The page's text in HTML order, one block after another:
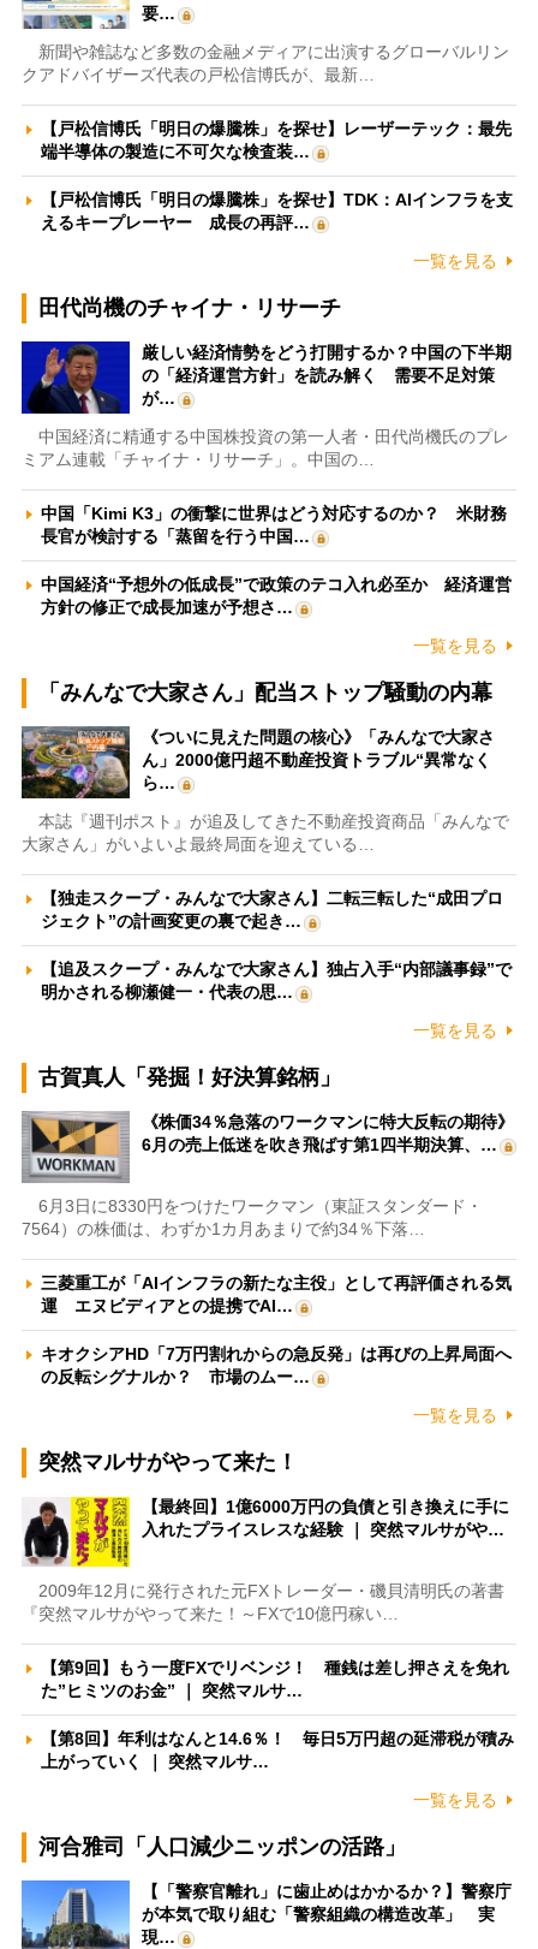
要…
新聞や雑誌など多数の金融メディアに出演するグローバルリン
クアドバイザーズ代表の戸松信博氏が、最新…
【戸松信博氏「明日の爆騰株」を探せ】レーザーテック：最先
端半導体の製造に不可欠な検査装…
【戸松信博氏「明日の爆騰株」を探せ】TDK：AIインフラを支
えるキープレーヤー 成長の再評…
一覧を見る
田代尚機のチャイナ・リサーチ
厳しい経済情勢をどう打開するか？中国の下半期
の「経済運営方針」を読み解く 需要不足対策
が…
中国経済に精通する中国株投資の第一人者・田代尚機氏のプレ
ミアム連載「チャイナ・リサーチ」。中国の…
中国「Kimi K3」の衝撃に世界はどう対応するのか？ 米財務
長官が検討する「蒸留を行う中国…
中国経済“予想外の低成長”で政策のテコ入れ必至か 経済運営
方針の修正で成長加速が予想さ…
一覧を見る
「みんなで大家さん」配当ストップ騒動の内幕
《ついに見えた問題の核心》「みんなで大家さ
ん」2000億円超不動産投資トラブル“異常なく
ら…
本誌『週刊ポスト』が追及してきた不動産投資商品「みんなで
大家さん」がいよいよ最終局面を迎えている…
【独走スクープ・みんなで大家さん】二転三転した“成田プロ
ジェクト”の計画変更の裏で起き…
【追及スクープ・みんなで大家さん】独占入手“内部議事録”で
明かされる柳瀬健一・代表の思…
一覧を見る
古賀真人「発掘！好決算銘柄」
《株価34％急落のワークマンに特大反転の期待》
6月の売上低迷を吹き飛ばす第1四半期決算、…
6月3日に8330円をつけたワークマン（東証スタンダード・
7564）の株価は、わずか1カ月あまりで約34％下落…
三菱重工が「AIインフラの新たな主役」として再評価される気
運 エヌビディアとの提携でAI…
キオクシアHD「7万円割れからの急反発」は再びの上昇局面へ
の反転シグナルか？ 市場のムー…
一覧を見る
突然マルサがやって来た！
【最終回】1億6000万円の負債と引き換えに手に
入れたプライスレスな経験 ｜ 突然マルサがや…
2009年12月に発行された元FXトレーダー・磯貝清明氏の著書
『突然マルサがやって来た！～FXで10億円稼い…
【第9回】もう一度FXでリベンジ！ 種銭は差し押さえを免れ
た”ヒミツのお金” ｜ 突然マルサ…
【第8回】年利はなんと14.6％！ 毎日5万円超の延滞税が積み
上がっていく ｜ 突然マルサ…
一覧を見る
河合雅司「人口減少ニッポンの活路」
【「警察官離れ」に歯止めはかかるか？】警察庁
が本気で取り組む「警察組織の構造改革」 実
現…